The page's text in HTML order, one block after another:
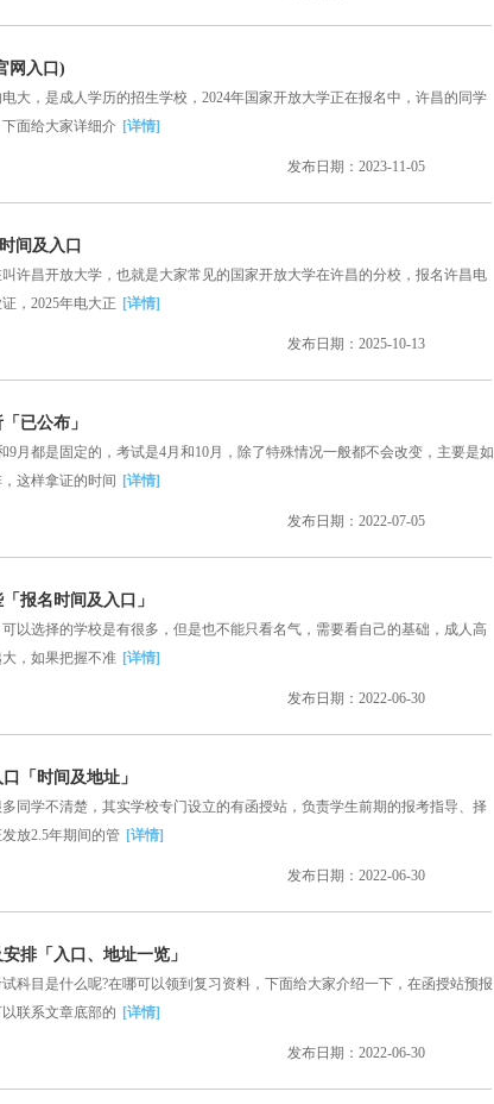
网入口)
，是成人学历的招生学校，2024年国家开放大学正在报名中，许昌的同学
面给大家详细介 [详情]
发布日期：2023-11-05
间及入口
昌开放大学，也就是大家常见的国家开放大学在许昌的分校，报名许昌电
，2025年电大正 [详情]
发布日期：2025-10-13
已公布」
都是固定的，考试是4月和10月，除了特殊情况一般都不会改变，主要是如
这样拿证的时间
[详情]
发布日期：2022-07-05
报名时间及入口」
选择的学校是有很多，但是也不能只看名气，需要看自己的基础，成人高
，如果把握不准 [详情]
发布日期：2022-06-30
「时间及地址」
学不清楚，其实学校专门设立的有函授站，负责学生前期的报考指导、择
放2.5年期间的管 [详情]
发布日期：2022-06-30
排「入口、地址一览」
目是什么呢?在哪可以领到复习资料，下面给大家介绍一下，在函授站预报
联系文章底部的 [详情]
发布日期：2022-06-30